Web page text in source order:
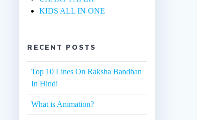
KIDS ALL IN ONE
RECENT POSTS
Top 10 Lines On Raksha Bandhan
In Hindi
What is Animation?